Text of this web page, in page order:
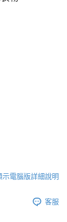
示電腦版詳細說明
客服